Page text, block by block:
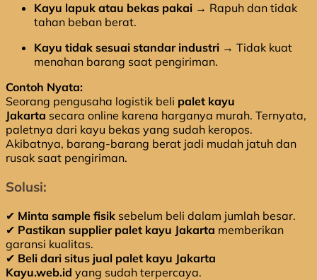
Kayu lapuk atau bekas pakai → Rapuh dan tidak
tahan beban berat.
Kayu tidak sesuai standar industri → Tidak kuat
menahan barang saat pengiriman.
Contoh Nyata:
Seorang pengusaha logistik beli palet kayu
Jakarta secara online karena harganya murah. Ternyata,
paletnya dari kayu bekas yang sudah keropos.
Akibatnya, barang-barang berat jadi mudah jatuh dan
rusak saat pengiriman.
Solusi:
✔ Minta sample fisik sebelum beli dalam jumlah besar.
✔ Pastikan supplier palet kayu Jakarta memberikan
garansi kualitas.
✔ Beli dari situs jual palet kayu Jakarta
Kayu.web.id yang sudah terpercaya.